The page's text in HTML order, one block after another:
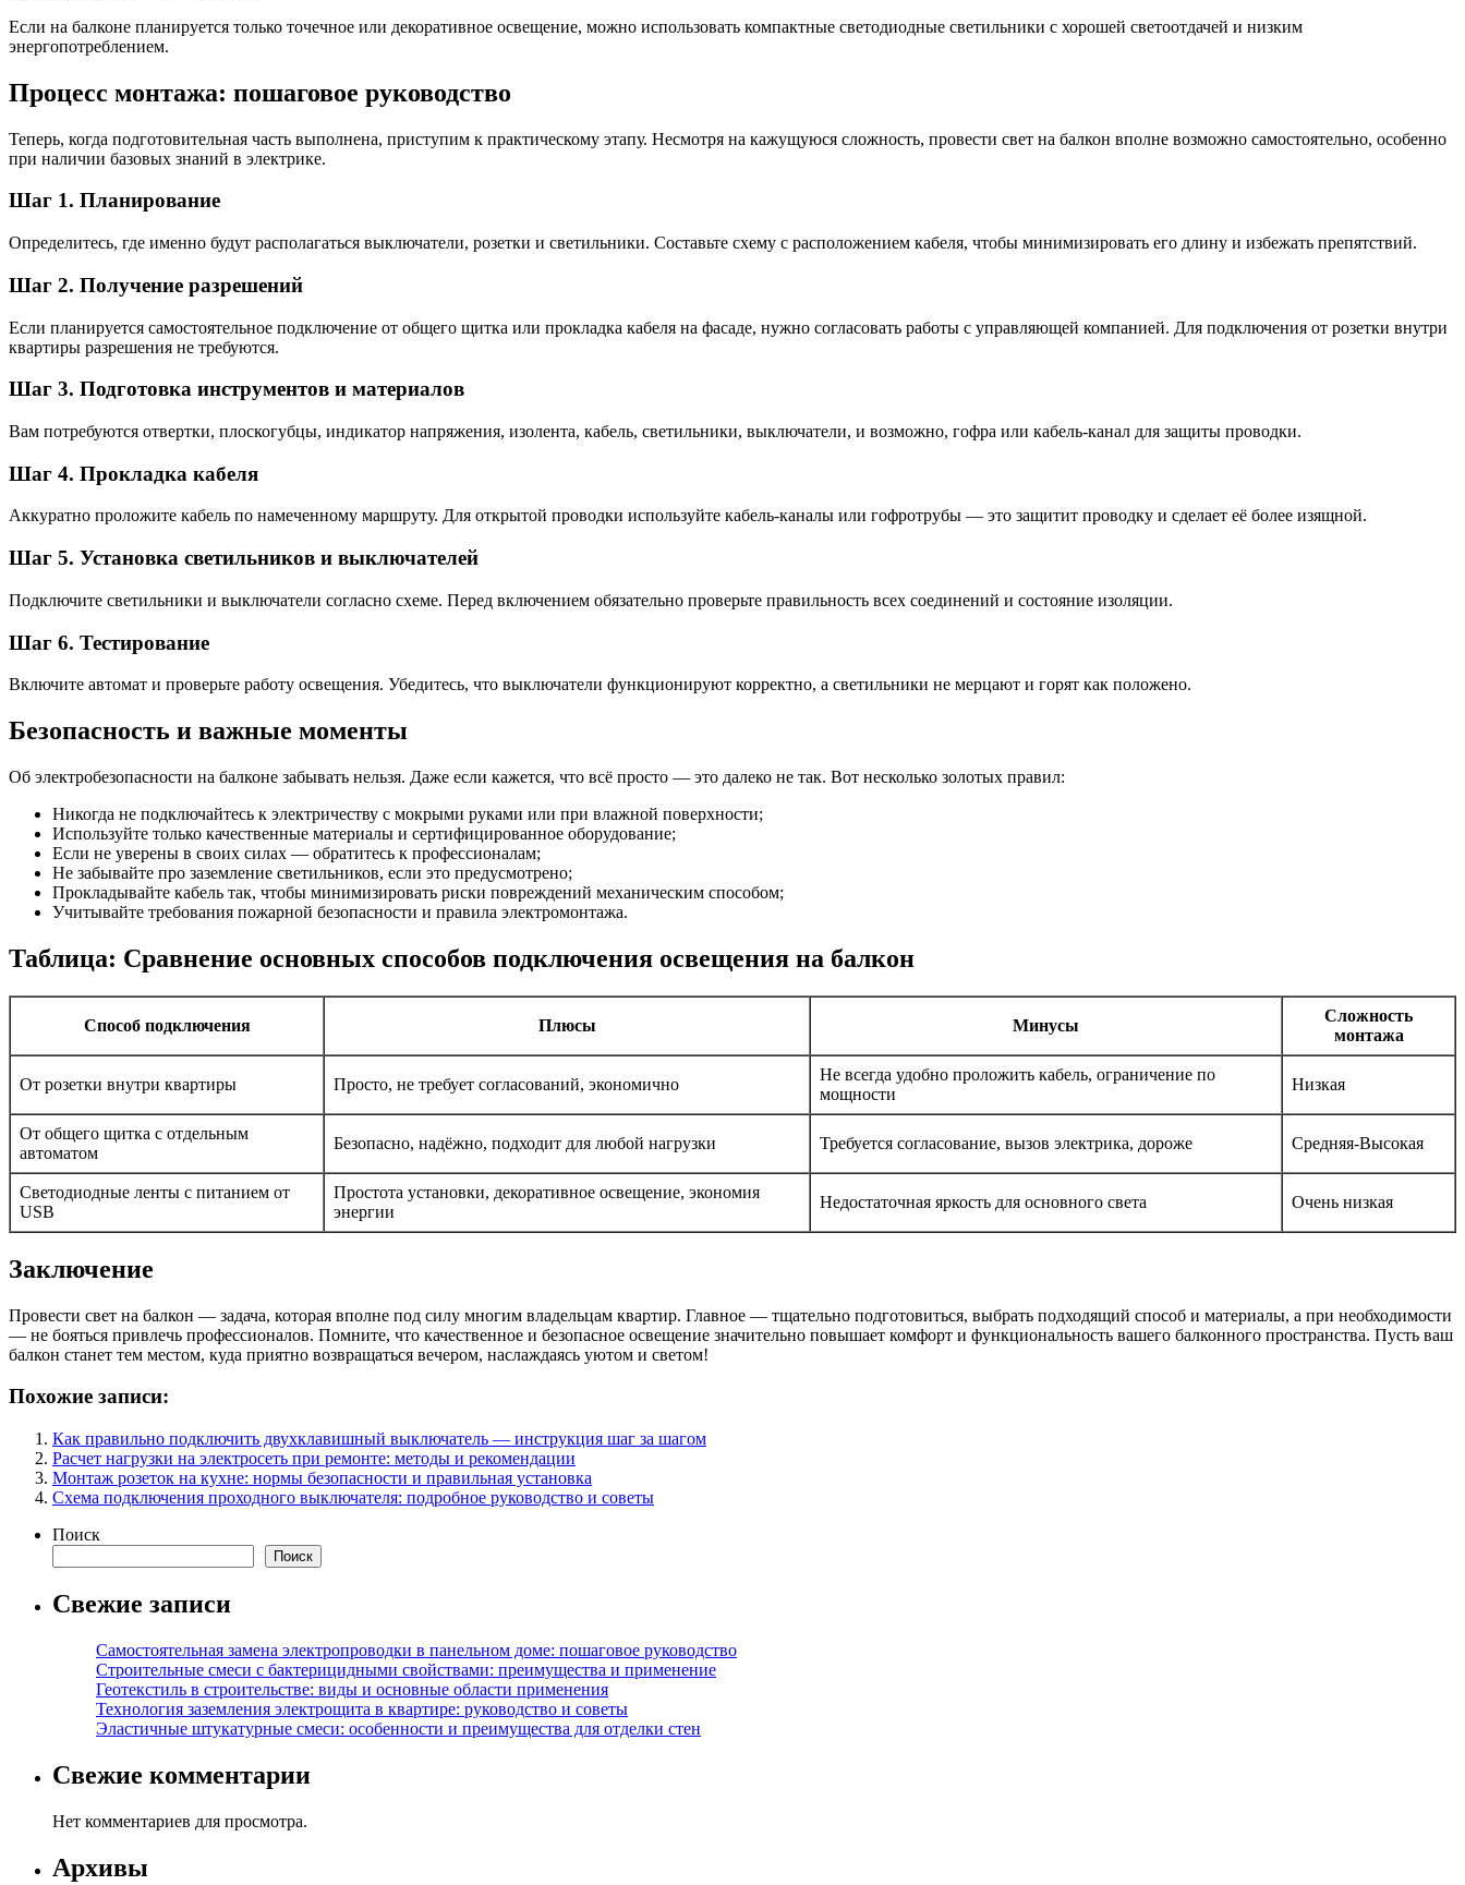
Если на балконе планируется только точечное или декоративное освещение, можно использовать компактные светодиодные светильники с хорошей светоотдачей и низким
энергопотреблением.
Процесс монтажа: пошаговое руководство
Теперь, когда подготовительная часть выполнена, приступим к практическому этапу. Несмотря на кажущуюся сложность, провести свет на балкон вполне возможно самостоятельно, особенно
при наличии базовых знаний в электрике.
Шаг 1. Планирование
Определитесь, где именно будут располагаться выключатели, розетки и светильники. Составьте схему с расположением кабеля, чтобы минимизировать его длину и избежать препятствий.
Шаг 2. Получение разрешений
Если планируется самостоятельное подключение от общего щитка или прокладка кабеля на фасаде, нужно согласовать работы с управляющей компанией. Для подключения от розетки внутри
квартиры разрешения не требуются.
Шаг 3. Подготовка инструментов и материалов
Вам потребуются отвертки, плоскогубцы, индикатор напряжения, изолента, кабель, светильники, выключатели, и возможно, гофра или кабель-канал для защиты проводки.
Шаг 4. Прокладка кабеля
Аккуратно проложите кабель по намеченному маршруту. Для открытой проводки используйте кабель-каналы или гофротрубы — это защитит проводку и сделает её более изящной.
Шаг 5. Установка светильников и выключателей
Подключите светильники и выключатели согласно схеме. Перед включением обязательно проверьте правильность всех соединений и состояние изоляции.
Шаг 6. Тестирование
Включите автомат и проверьте работу освещения. Убедитесь, что выключатели функционируют корректно, а светильники не мерцают и горят как положено.
Безопасность и важные моменты
Об электробезопасности на балконе забывать нельзя. Даже если кажется, что всё просто — это далеко не так. Вот несколько золотых правил:
Никогда не подключайтесь к электричеству с мокрыми руками или при влажной поверхности;
Используйте только качественные материалы и сертифицированное оборудование;
Если не уверены в своих силах — обратитесь к профессионалам;
Не забывайте про заземление светильников, если это предусмотрено;
Прокладывайте кабель так, чтобы минимизировать риски повреждений механическим способом;
Учитывайте требования пожарной безопасности и правила электромонтажа.
Таблица: Сравнение основных способов подключения освещения на балкон
Способ подключения Плюсы Минусы
Сложность
монтажа
От розетки внутри квартиры Просто, не требует согласований, экономично
Не всегда удобно проложить кабель, ограничение по
мощности
Низкая
От общего щитка с отдельным
автоматом
Безопасно, надёжно, подходит для любой нагрузки Требуется согласование, вызов электрика, дороже Средняя-Высокая
Светодиодные ленты с питанием от
USB
Простота установки, декоративное освещение, экономия
энергии
Недостаточная яркость для основного света Очень низкая
Заключение
Провести свет на балкон — задача, которая вполне под силу многим владельцам квартир. Главное — тщательно подготовиться, выбрать подходящий способ и материалы, а при необходимости
— не бояться привлечь профессионалов. Помните, что качественное и безопасное освещение значительно повышает комфорт и функциональность вашего балконного пространства. Пусть ваш
балкон станет тем местом, куда приятно возвращаться вечером, наслаждаясь уютом и светом!
Похожие записи:
Как правильно подключить двухклавишный выключатель — инструкция шаг за шагом
Расчет нагрузки на электросеть при ремонте: методы и рекомендации
Монтаж розеток на кухне: нормы безопасности и правильная установка
Схема подключения проходного выключателя: подробное руководство и советы
Поиск
Поиск
Свежие записи
Самостоятельная замена электропроводки в панельном доме: пошаговое руководство
Строительные смеси с бактерицидными свойствами: преимущества и применение
Геотекстиль в строительстве: виды и основные области применения
Технология заземления электрощита в квартире: руководство и советы
Эластичные штукатурные смеси: особенности и преимущества для отделки стен
Свежие комментарии
Нет комментариев для просмотра.
Архивы